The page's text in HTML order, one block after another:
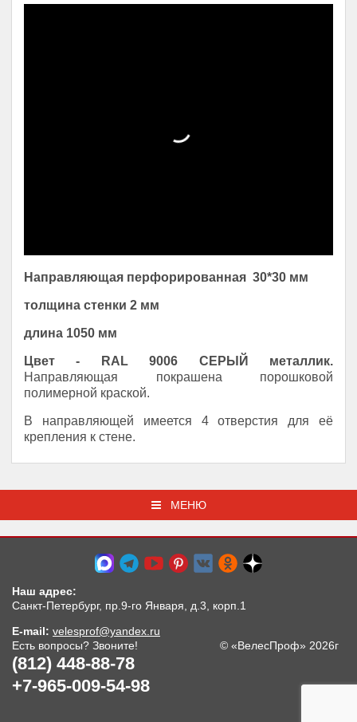
Направляющая перфорированная 30*30 мм
толщина стенки 2 мм
длина 1050 мм
Цвет - RAL 9006 СЕРЫЙ металлик.
Направляющая покрашена порошковой
полимерной краской.
В направляющей имеется 4 отверстия для её
крепления к стене.
МЕНЮ
Наш адрес:
Санкт-Петербург, пр.9-го Января, д.3, корп.1
E-mail: velesprof@yandex.ru
Есть вопросы? Звоните!
(812) 448-88-78
+7-965-009-54-98
© «ВелесПроф» 2026г